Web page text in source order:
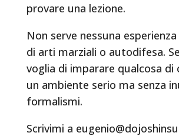
provare una lezione.
Non serve nessuna
di arti marziali o autodifesa.
voglia di imparare qualcosa di
un ambiente serio ma senza
formalismi.
Scrivimi a